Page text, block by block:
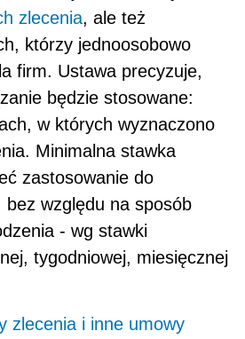
zlecenia, ale też
którzy jednoosobowo
firm. Ustawa precyzuje,
będzie stosowane:
w których wyznaczono
Minimalna stawka
zastosowanie do
bez względu na sposób
- wg stawki
tygodniowej, miesięcznej
zlecenia i inne umowy